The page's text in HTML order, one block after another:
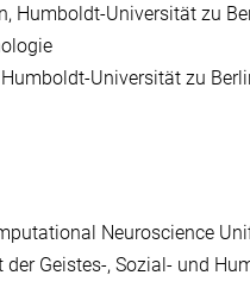
Humboldt-Universität zu
Universität zu
Neuroscience
Geistes-, Sozial- und